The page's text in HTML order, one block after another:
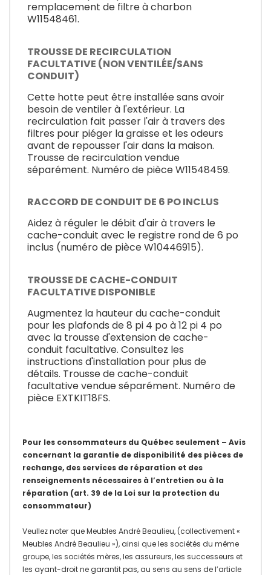
remplacement de filtre à charbon
W11548461.
TROUSSE DE RECIRCULATION
FACULTATIVE (NON VENTILÉE/SANS
CONDUIT)
Cette hotte peut être installée sans avoir
besoin de ventiler à l'extérieur. La
recirculation fait passer l'air à travers des
filtres pour piéger la graisse et les odeurs
avant de repousser l'air dans la maison.
Trousse de recirculation vendue
séparément. Numéro de pièce W11548459.
RACCORD DE CONDUIT DE 6 PO INCLUS
Aidez à réguler le débit d'air à travers le
cache-conduit avec le registre rond de 6 po
inclus (numéro de pièce W10446915).
TROUSSE DE CACHE-CONDUIT
FACULTATIVE DISPONIBLE
Augmentez la hauteur du cache-conduit
pour les plafonds de 8 pi 4 po à 12 pi 4 po
avec la trousse d'extension de cache-
conduit facultative. Consultez les
instructions d'installation pour plus de
détails. Trousse de cache-conduit
facultative vendue séparément. Numéro de
pièce EXTKIT18FS.
Pour les consommateurs du Québec seulement – Avis
concernant la garantie de disponibilité des pièces de
rechange, des services de réparation et des
renseignements nécessaires à l’entretien ou à la
réparation (art. 39 de la Loi sur la protection du
consommateur)
Veullez noter que Meubles André Beaulieu, (collectivement «
Meubles André Beaulieu »), ainsi que les sociétés du même
groupe, les sociétés mères, les assureurs, les successeurs et
les ayant-droit ne garantit pas, au sens au sens de l’article